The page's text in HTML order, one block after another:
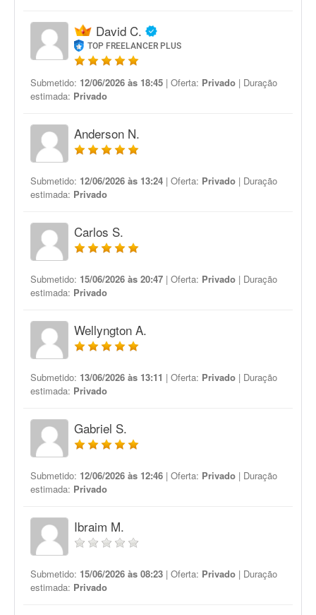
David C.
TOP FREELANCER PLUS
Submetido: 12/06/2026 às 18:45 | Oferta: Privado | Duração
estimada: Privado
Anderson N.
Submetido: 12/06/2026 às 13:24 | Oferta: Privado | Duração
estimada: Privado
Carlos S.
Submetido: 15/06/2026 às 20:47 | Oferta: Privado | Duração
estimada: Privado
Wellyngton A.
Submetido: 13/06/2026 às 13:11 | Oferta: Privado | Duração
estimada: Privado
Gabriel S.
Submetido: 12/06/2026 às 12:46 | Oferta: Privado | Duração
estimada: Privado
Ibraim M.
Submetido: 15/06/2026 às 08:23 | Oferta: Privado | Duração
estimada: Privado